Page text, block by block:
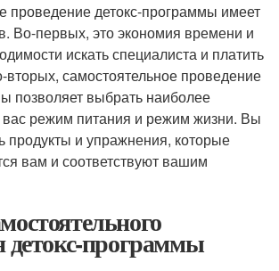
проведение детокс-программы имеет
Во-первых, это экономия времени и
искать специалиста и платить
вторых, самостоятельное проведение
позволяет выбрать наиболее
режим питания и режим жизни. Вы
продукты и упражнения, которые
вам и соответствуют вашим
детокс-программы